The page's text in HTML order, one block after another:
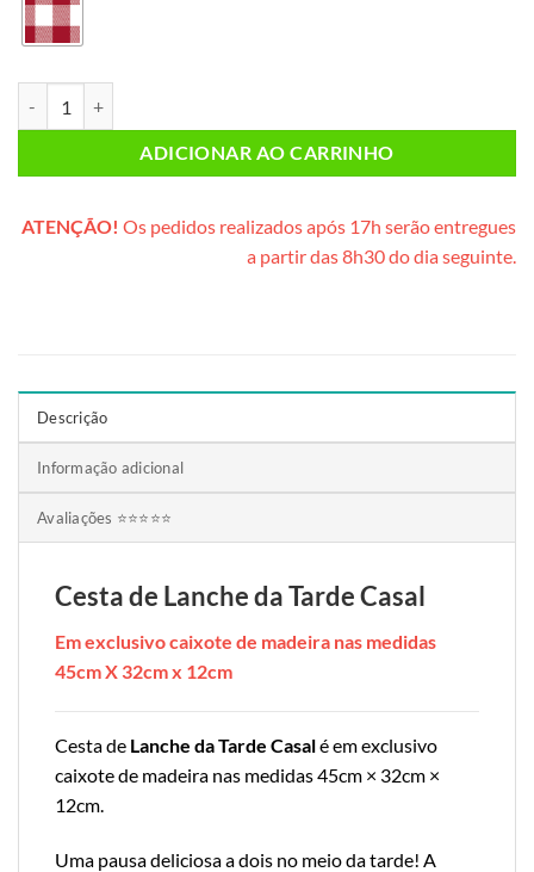
ADICIONAR AO CARRINHO
ATENÇÃO! Os pedidos realizados após 17h serão entregues
a partir das 8h30 do dia seguinte.
Descrição
Informação adicional
Avaliações ⭐⭐⭐⭐⭐
Cesta de Lanche da Tarde Casal
Em exclusivo caixote de madeira nas medidas
45cm X 32cm x 12cm
Cesta de Lanche da Tarde Casalé em exclusivo
caixote de madeira nas medidas 45cm × 32cm ×
12cm.
Uma pausa deliciosa a dois no meio da tarde! A